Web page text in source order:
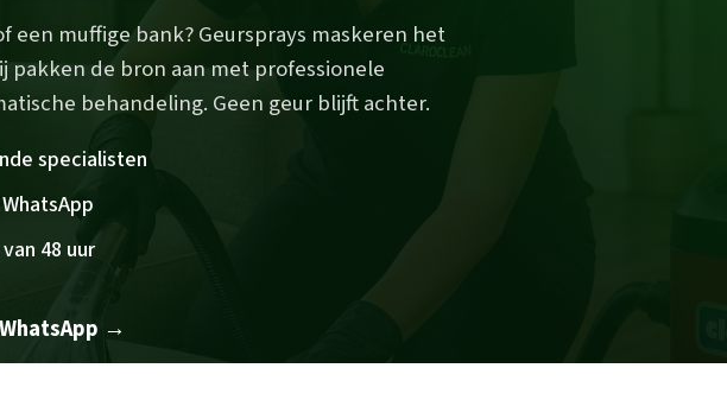
een muffige bank? Geursprays maskeren het
pakken de bron aan met professionele
behandeling. Geen geur blijft achter.
specialisten
48 uur
WhatsApp →